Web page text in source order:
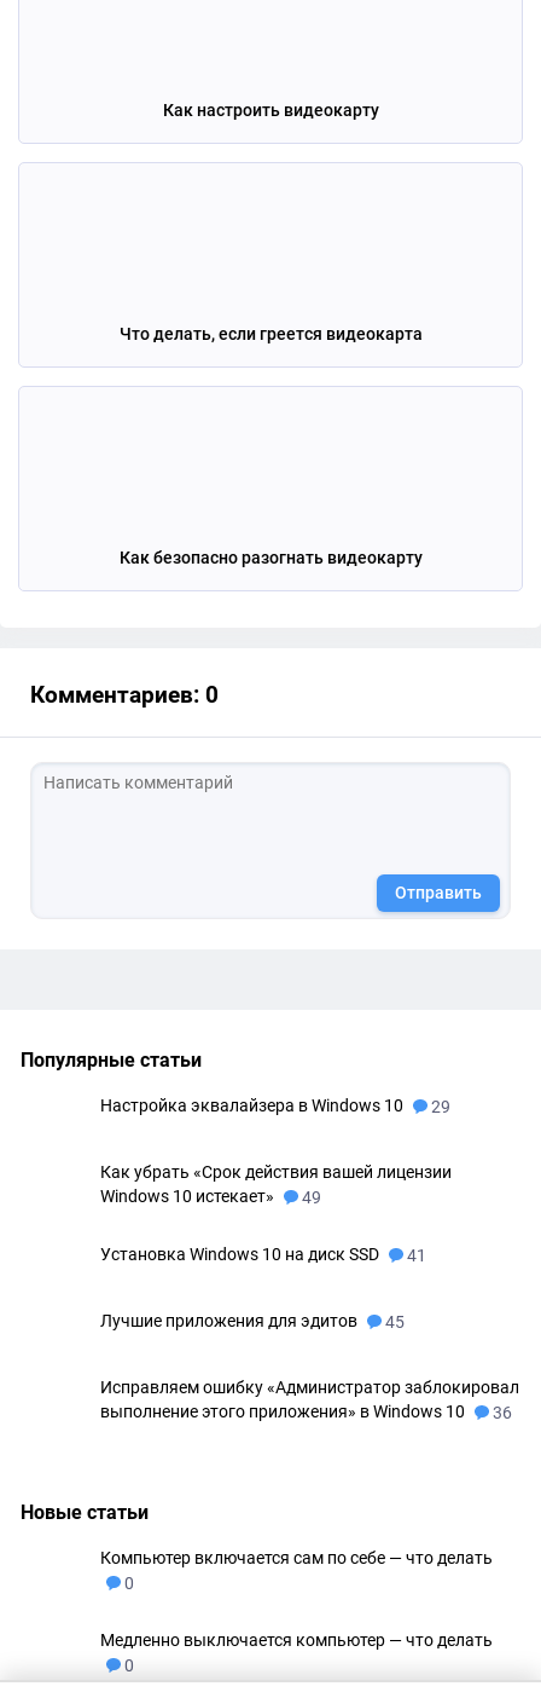
Популярные статьи
Настройка эквалайзера в Windows 10 29
Как убрать «Срок действия вашей лицензии
Windows 10 истекает»
49
Установка Windows 10 на диск SSD 41
Лучшие приложения для эдитов 45
Исправляем ошибку «Администратор заблокировал
выполнение этого приложения» в Windows 10
36
Новые статьи
Компьютер включается сам по себе — что делать
0
Медленно выключается компьютер — что делать
0
Как настроить видеокарту
Что делать, если греется видеокарта
Как безопасно разогнать видеокарту
Комментариев: 0
Отправить